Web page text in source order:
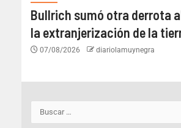
Bullrich sumó otra derrota
la extranjerización de la
07/08/2026 diariolamuynegra